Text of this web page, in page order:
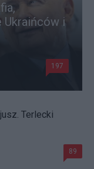
Ukraińców i
197
Terlecki
89